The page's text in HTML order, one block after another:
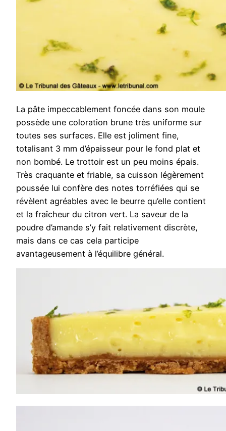
La pâte impeccablement foncée dans son moule
possède une coloration brune très uniforme sur
toutes ses surfaces. Elle est joliment fine,
totalisant 3 mm d’épaisseur pour le fond plat et
non bombé. Le trottoir est un peu moins épais.
Très craquante et friable, sa cuisson légèrement
poussée lui confère des notes torréfiées qui se
révèlent agréables avec le beurre qu’elle contient
et la fraîcheur du citron vert. La saveur de la
poudre d’amande s’y fait relativement discrète,
mais dans ce cas cela participe
avantageusement à l’équilibre général.